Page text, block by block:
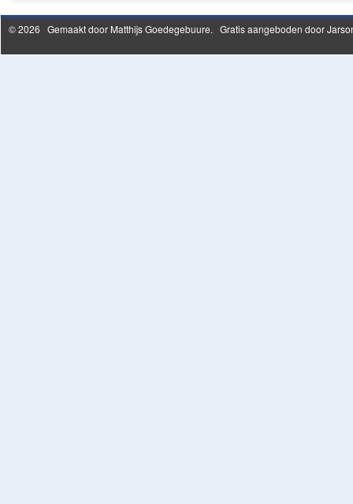
© 2026 Gemaakt door Matthijs Goedegebuure. Gratis aangeboden door